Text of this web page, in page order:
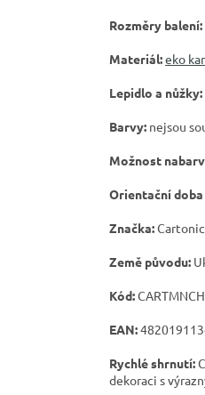
Rozměry balení:
Materiál:eko
Lepidlo a nůžky:
Barvy: nejsou
Možnost
Orientační
Značka:Cartonic
Země původu:
Kód:
EAN:
Rychlé shrnutí:
dekoraci s